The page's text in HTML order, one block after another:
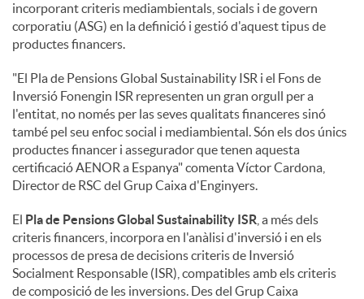
incorporant criteris mediambientals, socials i de govern
corporatiu (ASG) en la definició i gestió d'aquest tipus de
productes financers.
"El Pla de Pensions Global Sustainability ISR i el Fons de
Inversió Fonengin ISR representen un gran orgull per a
l'entitat, no només per las seves qualitats financeres sinó
també pel seu enfoc social i mediambiental. Són els dos únics
productes financer i assegurador que tenen aquesta
certificació AENOR a Espanya" comenta Víctor Cardona,
Director de RSC del Grup Caixa d'Enginyers.
El Pla de Pensions Global Sustainability ISR , a més dels
criteris financers, incorpora en l'anàlisi d'inversió i en els
processos de presa de decisions criteris de Inversió
Socialment Responsable (ISR), compatibles amb els criteris
de composició de les inversions. Des del Grup Caixa